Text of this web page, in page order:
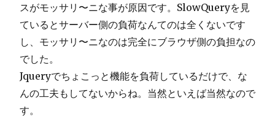
スがモッサリ〜ニな事が原因です。SlowQueryを見
ているとサーバー側の負荷なんてのは全くないです
し、モッサリ〜ニなのは完全にブラウザ側の負担なの
でした。
Jqueryでちょこっと機能を負荷しているだけで、な
んの工夫もしてないからね。当然といえば当然なので
す。